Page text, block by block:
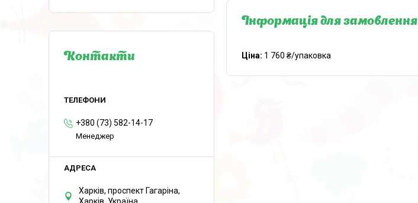
Інформація для замовлення
Ціна: 1 760 ₴/упаковка
Контакти
+380 (73) 582-14-17
Менеджер
Харків, проспект Гагаріна,